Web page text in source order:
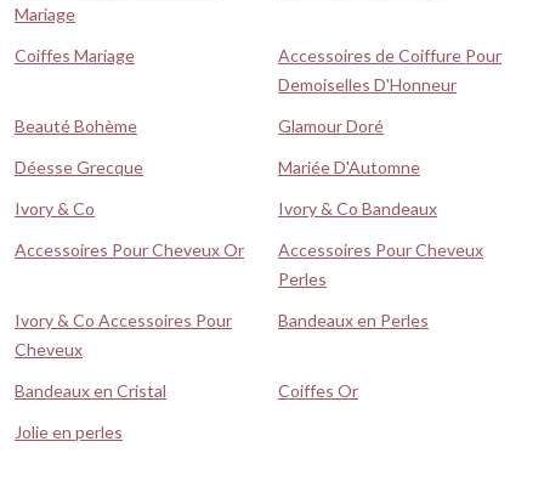
Mariage
Coiffes Mariage
Accessoires de Coiffure Pour
Demoiselles D'Honneur
Beauté Bohème
Glamour Doré
Déesse Grecque
Mariée D'Automne
Ivory & Co
Ivory & Co Bandeaux
Accessoires Pour Cheveux Or
Accessoires Pour Cheveux
Perles
Ivory & Co Accessoires Pour
Cheveux
Bandeaux en Perles
Bandeaux en Cristal
Coiffes Or
Jolie en perles